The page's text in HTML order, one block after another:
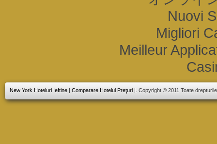
Nuovi
Migliori
Meilleur
New York Hoteluri Ieftine | Comparare Hotelul Preţuri |. Copyright © 2011 Toate